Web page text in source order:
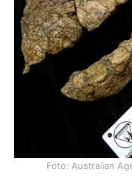
Foto: Australian